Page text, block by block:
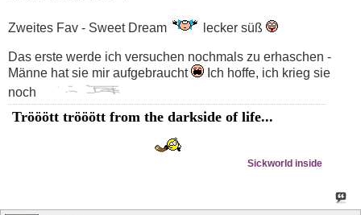
Zweites Fav - Sweet Dream lecker süß
Das erste werde ich versuchen nochmals zu erhaschen -
Männe hat sie mir aufgebraucht
Ich hoffe, ich krieg sie
noch
Trööött trööött from the darkside of life...
Sickworld inside